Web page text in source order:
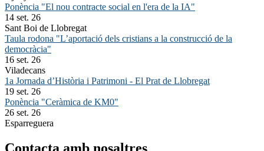
Ponència "El nou contracte social en l'era de la IA"
14 set. 26
Sant Boi de Llobregat
Taula rodona "L’aportació dels cristians a la construcció de la
democràcia"
16 set. 26
Viladecans
1a Jornada d’Història i Patrimoni - El Prat de Llobregat
19 set. 26
Ponència "Ceràmica de KM0"
26 set. 26
Esparreguera
Contacta amb nosaltres